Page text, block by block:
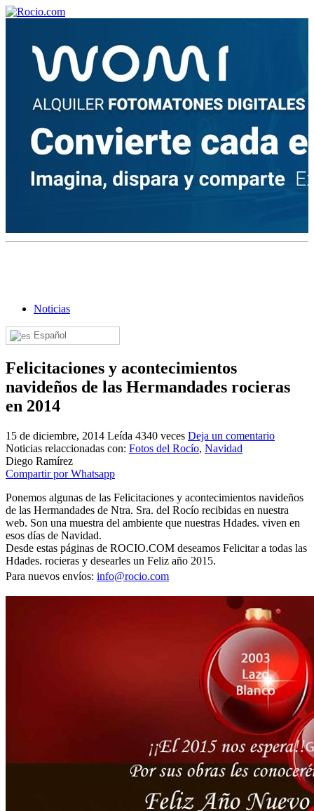
Noticias
Español
Felicitaciones y acontecimientos
navideños de las Hermandades rocieras
en 2014
15 de diciembre, 2014 Leída 4340 veces Deja un comentario
Noticias relaccionadas con: Fotos del Rocío, Navidad
Diego Ramírez
Compartir por Whatsapp
Ponemos algunas de las Felicitaciones y acontecimientos navideños
de las Hermandades de Ntra. Sra. del Rocío recibidas en nuestra
web. Son una muestra del ambiente que nuestras Hdades. viven en
esos días de Navidad.
Desde estas páginas de ROCIO.COM deseamos Felicitar a todas las
Hdades. rocieras y desearles un Feliz año 2015.
Para nuevos envíos: info@rocio.com
¡Bienvenido! Soy el asistente virtual de rocio.com.
¿En qué puedo ayudarte?
¿Cuándo se construyó la primera ermita?
El traslado cada siete años
Rocío?
Quiero hacer el camino,¿que tengo que hacer?
En el Rocío, ¿dónde me alojo?